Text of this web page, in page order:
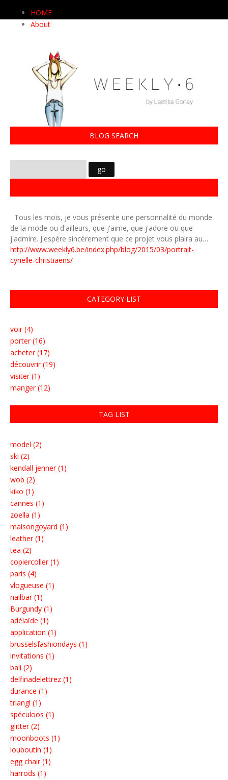
HOME
About
BLOG SEARCH
Tous les mois, je vous présente une personnalité du monde
de la mode ou d'ailleurs, que j'aime, que j'adore ou que
j'admire. J'espère sincèrement que ce projet vous plaira au…
http://www.weekly6.be/index.php/blog/2015/03/portrait-
cyrielle-christiaens/
CATEGORY LIST
voir (4)
porter (16)
acheter (17)
découvrir (19)
visiter (1)
manger (12)
TAG LIST
model (2)
ski (2)
kendall jenner (1)
wob (2)
kiko (1)
cannes (1)
zoella (1)
maisongoyard (1)
leather (1)
tea (2)
copiercoller (1)
paris (4)
vlogueuse (1)
nailbar (1)
Burgundy (1)
adélaïde (1)
application (1)
brusselsfashiondays (1)
invitations (1)
bali (2)
delfinadelettrez (1)
durance (1)
triangl (1)
spéculoos (1)
glitter (2)
moonboots (1)
louboutin (1)
egg chair (1)
harrods (1)